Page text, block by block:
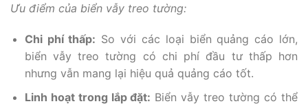
Ưu điểm của biển vẫy treo tường:
Chi phí thấp: So với các loại biển quảng cáo lớn,
biển vẫy treo tường có chi phí đầu tư thấp hơn
nhưng vẫn mang lại hiệu quả quảng cáo tốt.
Linh hoạt trong lắp đặt: Biển vẫy treo tường có thể